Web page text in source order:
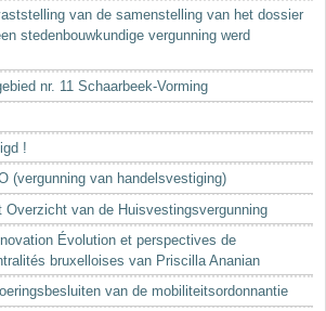
van de samenstelling van het dossier
stedenbouwkundige vergunning werd
nr. 11 Schaarbeek-Vorming
!
(vergunning van handelsvestiging)
Overzicht van de Huisvestingsvergunning
Évolution et perspectives de
bruxelloises van Priscilla Ananian
van de mobiliteitsordonnantie